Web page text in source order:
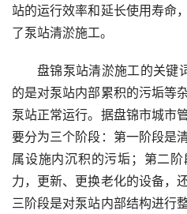
站的运行效率和延长使用寿命
了泵站清淤施工。
盘锦泵站清淤施工的关键
的是对泵站内部累积的污垢等
泵站正常运行。据盘锦市城市
要分为三个阶段：第一阶段是
属设施内沉积的污垢；第二
力，更新、更换老化的设备，
三阶段是对泵站内部结构进行